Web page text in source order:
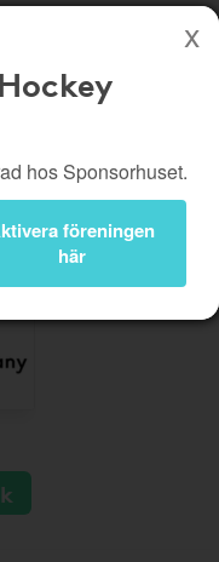
Hockey
Kampanjer
Logga in
hos Sponsorhuset.
föreningen
här